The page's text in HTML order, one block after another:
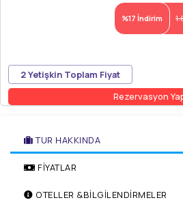
%17 İndirim
2 Yetişkin Toplam Fiyat
Rezervasyon
TUR HAKKINDA
FİYATLAR
OTELLER &BİLGİLENDİRMELER